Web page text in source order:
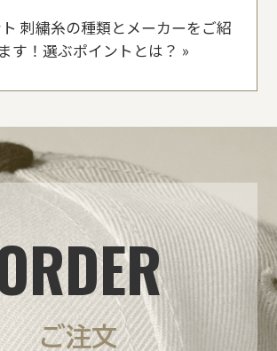
刺繍糸の種類とメーカーをご紹
す！選ぶポイントとは？ »
ご注文